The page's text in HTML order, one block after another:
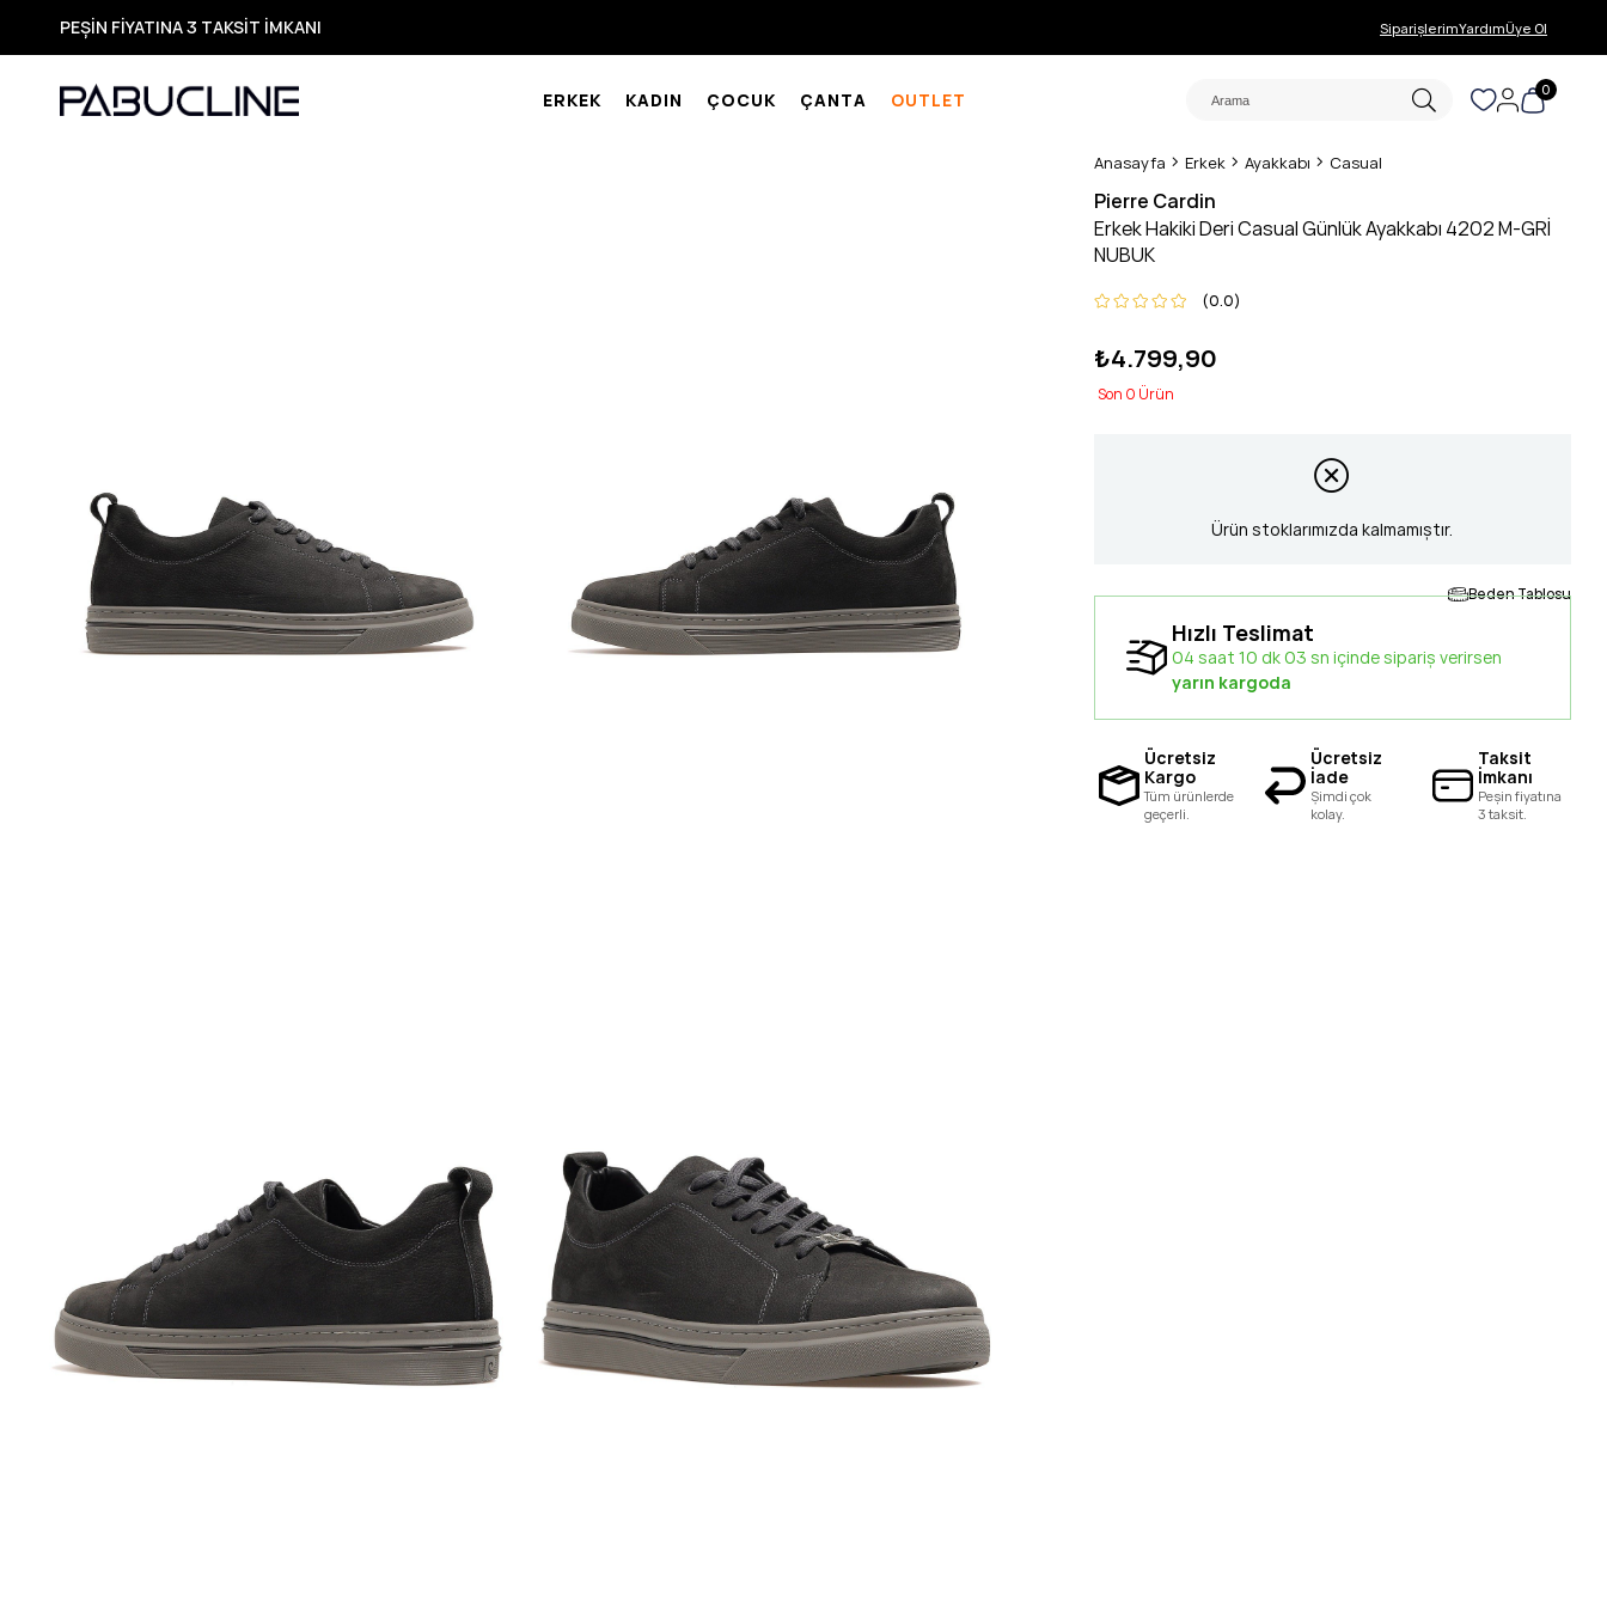
TÜM ÜRÜNLERDE ÜCRETSİZ KARGO
Yeni Sezon Ürünlerde Özel Fırsatlar
Seçili Ürünlerde Hızlı Teslimat
SiparişlerimYardımÜye Ol
ERKEK KADIN ÇOCUK ÇANTA OUTLET 0
Anasayfa Erkek Ayakkabı Casual
Pierre Cardin
Erkek Hakiki Deri Casual Günlük Ayakkabı 4202 M-GRİ
NUBUK
0.0
₺4.799,90
0
Ürün stoklarımızda kalmamıştır.
Beden Tablosu
Hızlı Teslimat
04 saat 10 dk 03 sn içinde sipariş verirsen
yarın kargoda
Ücretsiz
Kargo
Tüm ürünlerde
geçerli.
Ücretsiz
İade
Şimdi çok
kolay.
Taksit
İmkanı
Peşin fiyatına
3 taksit.